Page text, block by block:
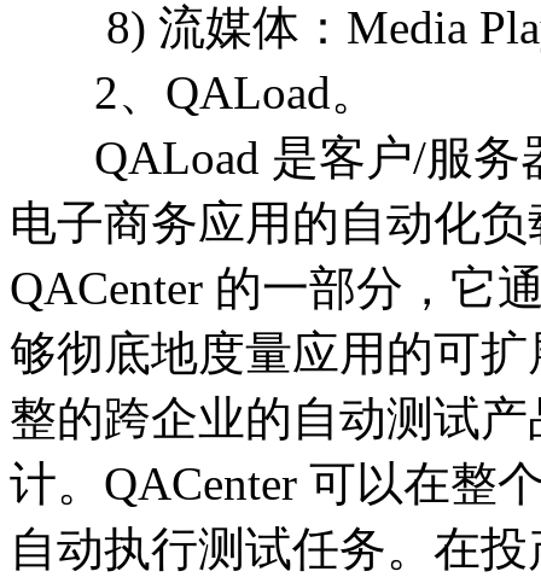
8) 流媒体：Media
2、QALoad。
QALoad 是客户/服务
电子商务应用的自动化
QACenter 的一部分，它
够彻底地度量应用的可
整的跨企业的自动测试
计。QACenter 可以在整
自动执行测试任务。在